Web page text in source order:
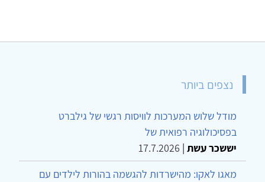
נצפים ביותר
מודל שלוש המערכות לוויסות רגשי של גילברט
בפסיכולוגיה רפואית של
יששכר עשת |
17.7.2026
מאגו לאקו: מהישרדות להגשמה בהורות לילדים עם